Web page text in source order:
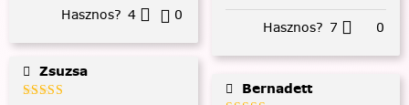
Hasznos? 4 0
Zsuzsa
Hasznos? 7 0
Bernadett